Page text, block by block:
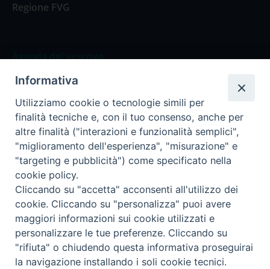
Regione FVG
Agenda del vescovo
Agenda del vescovo
Privacy Policy Trasparenza
Termini e Condizioni
Informativa per il trattamento dei dati personali
Cookie Policy
Informativa
Utilizziamo cookie o tecnologie simili per
finalità tecniche e, con il tuo consenso, anche per
altre finalità ("interazioni e funzionalità semplici",
"miglioramento dell'esperienza", "misurazione" e
"targeting e pubblicità") come specificato nella
cookie policy.
Cliccando su "accetta" acconsenti all'utilizzo dei
cookie. Cliccando su "personalizza" puoi avere
maggiori informazioni sui cookie utilizzati e
personalizzare le tue preferenze. Cliccando su
"rifiuta" o chiudendo questa informativa proseguirai
la navigazione installando i soli cookie tecnici.